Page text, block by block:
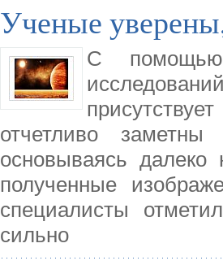
Ученые
С помощью
отчетливо
основываясь далеко
полученные
специалисты
сильно